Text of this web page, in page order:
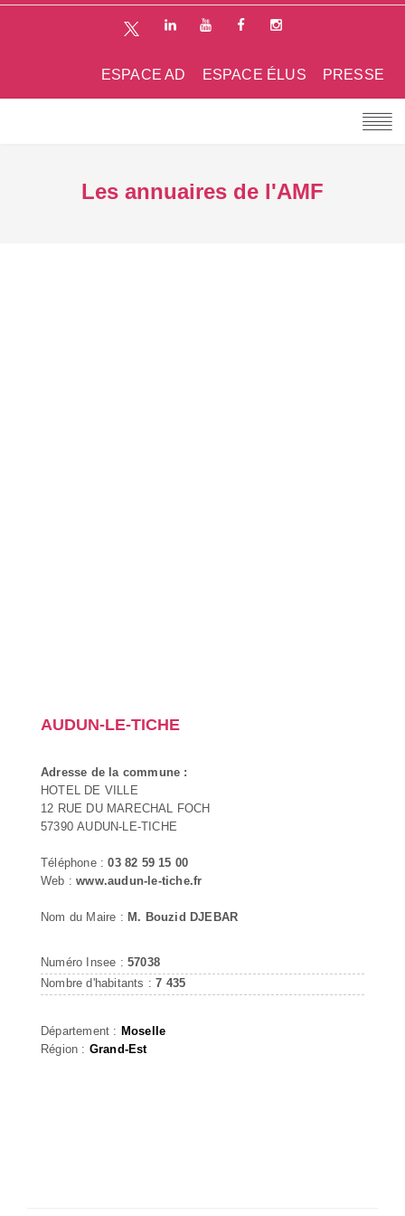
PRESSE
ESPACE ÉLUS
ESPACE AD
Les annuaires de l'AMF
AUDUN-LE-TICHE
Adresse de la commune :
HOTEL DE VILLE
12 RUE DU MARECHAL FOCH
57390 AUDUN-LE-TICHE
Téléphone :03 82 59 15 00
Web :www.audun-le-tiche.fr
Nom du Maire : M. Bouzid DJEBAR
Numéro Insee : 57038
Nombre d'habitants :7 435
Département : Moselle
Région : Grand-Est